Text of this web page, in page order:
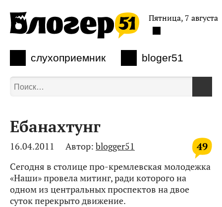
слухоприемник bloger51
Пятница, 7 августа
Ебанахтунг
49
16.04.2011 Автор: blogger51
Сегодня в столице про-кремлевская молодежка
«Наши» провела митинг, ради которого на
одном из центральных проспектов на двое
суток перекрыто движение.